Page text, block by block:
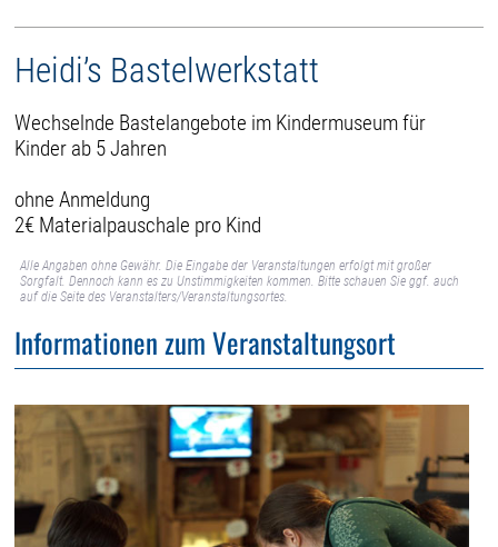
Heidi’s Bastelwerkstatt
Wechselnde Bastelangebote im Kindermuseum für
Kinder ab 5 Jahren
ohne Anmeldung
2€ Materialpauschale pro Kind
Alle Angaben ohne Gewähr. Die Eingabe der Veranstaltungen erfolgt mit großer
Sorgfalt. Dennoch kann es zu Unstimmigkeiten kommen. Bitte schauen Sie ggf. auch
auf die Seite des Veranstalters/Veranstaltungsortes.
Informationen zum Veranstaltungsort